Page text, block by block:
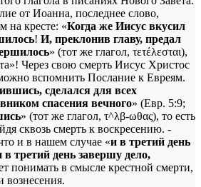
от Иоанна, последнее слово,
на кресте: «Когда же Иисус вкусил
! И, преклонив главу, предал
» (тот же глагол, τετέλεσται),
Через свою смерть Иисус Христос
вспомнить Послание к Евреям.
сделался для всех
спасения вечного» (Евр. 5:9;
» (тот же глагол, τ^λβ-ωθας), то есть
сквозь смерть к воскресению. -
и в нашем случае «и в третий день
в третий день завершу дело,
понимать в смысле крестной смерти,
вознесения.